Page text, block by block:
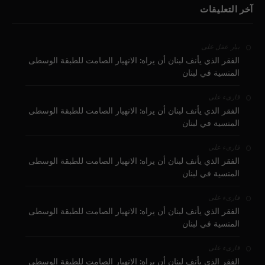
آخر التعليقات
بيار عقل على
الفقر الذي يأنف لبنان أن يراه: الانهيار الصامت للطبقة الوسطى
المنسية في لبنان
قارىء على
الفقر الذي يأنف لبنان أن يراه: الانهيار الصامت للطبقة الوسطى
المنسية في لبنان
قارىء على
الفقر الذي يأنف لبنان أن يراه: الانهيار الصامت للطبقة الوسطى
المنسية في لبنان
قارىء على
الفقر الذي يأنف لبنان أن يراه: الانهيار الصامت للطبقة الوسطى
المنسية في لبنان
قارىء على
الفقر الذي يأنف لبنان أن يراه: الانهيار الصامت للطبقة الوسطى